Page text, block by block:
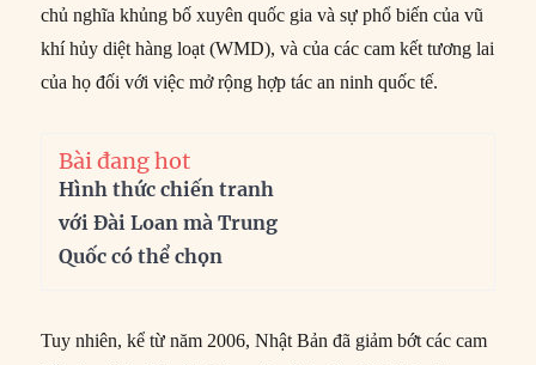
chủ nghĩa khủng bố xuyên quốc gia và sự phổ biến của vũ
khí hủy diệt hàng loạt (WMD), và của các cam kết tương lai
của họ đối với việc mở rộng hợp tác an ninh quốc tế.
Bài đang hot
Hình thức chiến tranh
với Đài Loan mà Trung
Quốc có thể chọn
Tuy nhiên, kể từ năm 2006, Nhật Bản đã giảm bớt các cam